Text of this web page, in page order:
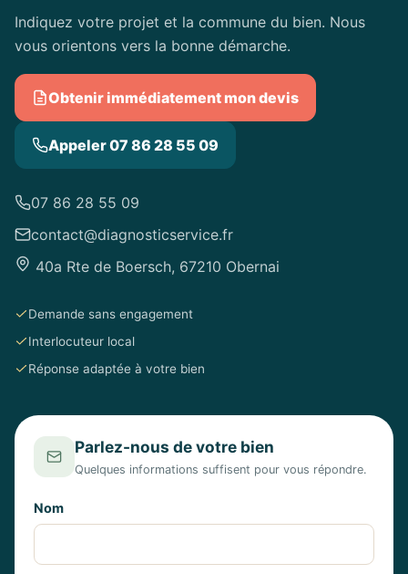
Indiquez votre projet et la commune du bien. Nous
vous orientons vers la bonne démarche.
Obtenir immédiatement mon devis
Appeler 07 86 28 55 09
07 86 28 55 09
contact@diagnosticservice.fr
40a Rte de Boersch, 67210 Obernai
Demande sans engagement
Interlocuteur local
Réponse adaptée à votre bien
Parlez-nous de votre bien
Quelques informations suffisent pour vous répondre.
Nom